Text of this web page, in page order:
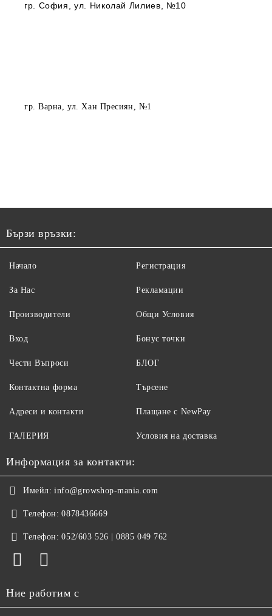
гр. София , ул. Николай Лилиев, №10
гр. Варна, ул. Хан Пресиян, №1
Бързи връзки:
Начало
За Нас
Производители
Вход
Регистрация
Рекламации
Общи Условия
Бонус точки
Чести Въпроси
Контактна форма
Адреси и контакти
ГАЛЕРИЯ
БЛОГ
Търсене
Плащане с NewPay
Условия на доставка
Информация за контакти:
Имейл: info@growshop-mania.com
Телефон: 0878436669
Телефон: 052/603 526 | 0885 049 762
Ние работим с